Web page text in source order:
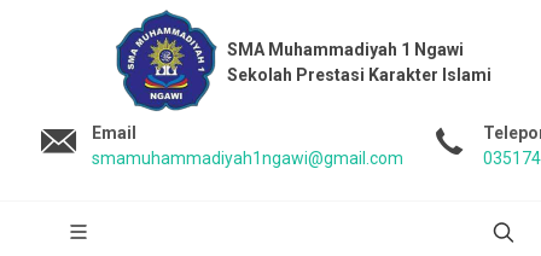
SMA Muhammadiyah 1 Ngawi
Sekolah Prestasi Karakter Islami
Email
smamuhammadiyah1ngawi@gmail.com